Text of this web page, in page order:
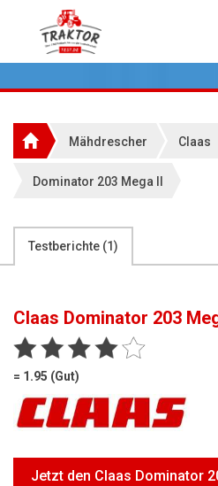
Home
Über
Mähdrescher Claas
Dominator 203 Mega II
Testberichte (1)
Claas Dominator 203
= 1.95 (Gut)
Jetzt den Claas Dominator